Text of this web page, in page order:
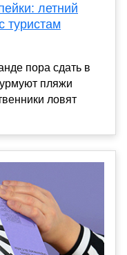
летний
туристам
пора сдать в
пляжи
ловят